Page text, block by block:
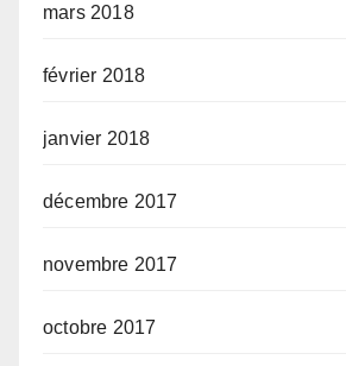
mars 2018
février 2018
janvier 2018
décembre 2017
novembre 2017
octobre 2017